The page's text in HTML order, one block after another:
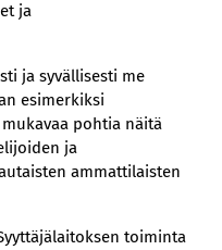
ja
ja syvällisesti me
esimerkiksi
pohtia näitä
ja
ammattilaisten
toiminta